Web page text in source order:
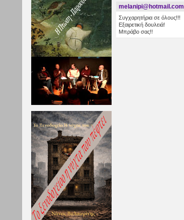
melanipi@hotmail.com
Συγχαρητήρια σε όλους!!!
Εξαιρετική δουλειά!
Μπράβο σας!!